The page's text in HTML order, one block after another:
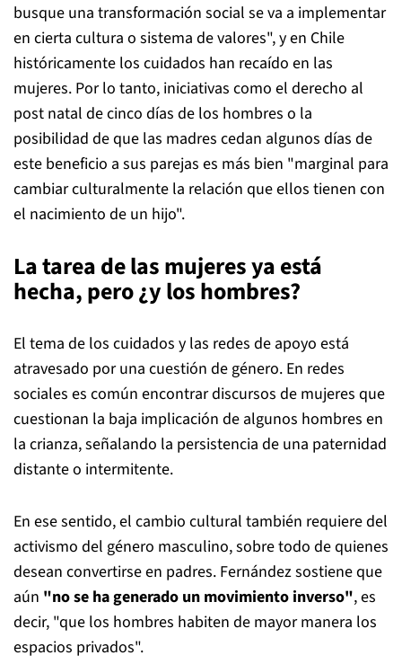
busque una transformación social se va a implementar
en cierta cultura o sistema de valores", y en Chile
históricamente los cuidados han recaído en las
mujeres. Por lo tanto, iniciativas como el derecho al
post natal de cinco días de los hombres o la
posibilidad de que las madres cedan algunos días de
este beneficio a sus parejas es más bien "marginal para
cambiar culturalmente la relación que ellos tienen con
el nacimiento de un hijo".
La tarea de las mujeres ya está
hecha, pero ¿y los hombres?
El tema de los cuidados y las redes de apoyo está
atravesado por una cuestión de género. En redes
sociales es común encontrar discursos de mujeres que
cuestionan la baja implicación de algunos hombres en
la crianza, señalando la persistencia de una paternidad
distante o intermitente.
En ese sentido, el cambio cultural también requiere del
activismo del género masculino, sobre todo de quienes
desean convertirse en padres. Fernández sostiene que
aún "no se ha generado un movimiento inverso", es
decir, "que los hombres habiten de mayor manera los
espacios privados".